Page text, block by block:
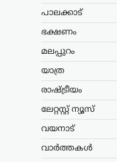
പാലക്കാട്
ഭക്ഷണം
മലപ്പുറം
യാത്ര
രാഷ്ട്രീയം
ലേറ്റസ്റ്റ് ന്യൂസ്
വയനാട്
വാർത്തകൾ
രൂക്ഷ
വിട്ട്…
കേരളം